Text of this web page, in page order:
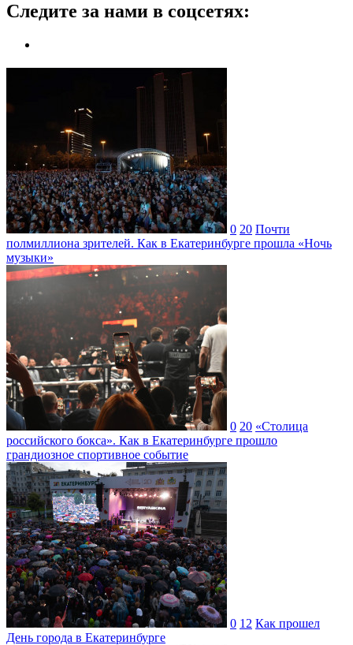
Следите за нами в соцсетях:
0 20 Почти
полмиллиона зрителей. Как в Екатеринбурге прошла «Ночь
музыки»
0 20 «Столица
российского бокса». Как в Екатеринбурге прошло
грандиозное спортивное событие
0 12 Как прошел
День города в Екатеринбурге